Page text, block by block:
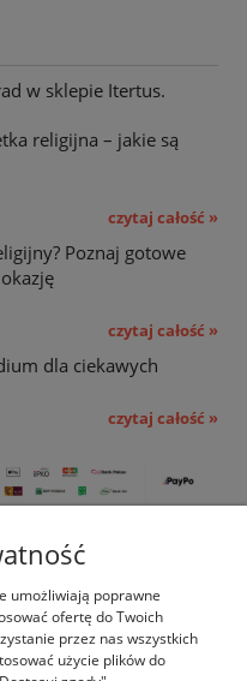
w sklepie Itertus.
religijna – jakie są
czytaj całość »
Poznaj gotowe
czytaj całość »
dla ciekawych
czytaj całość »
umożliwiają poprawne
ofertę do Twoich
przez nas wszystkich
użycie plików do